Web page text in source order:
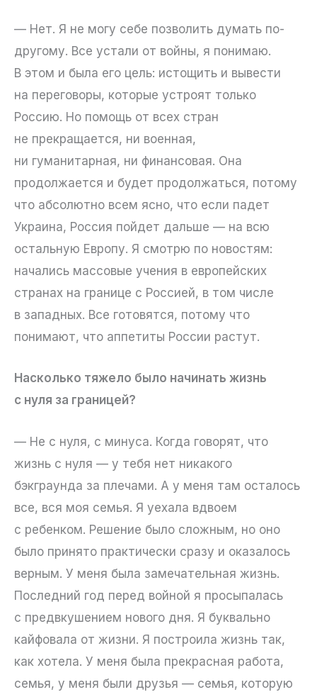
— Нет. Я не могу себе позволить думать по-
другому. Все устали от войны, я понимаю.
В этом и была его цель: истощить и вывести
на переговоры, которые устроят только
Россию. Но помощь от всех стран
не прекращается, ни военная,
ни гуманитарная, ни финансовая. Она
продолжается и будет продолжаться, потому
что абсолютно всем ясно, что если падет
Украина, Россия пойдет дальше — на всю
остальную Европу. Я смотрю по новостям:
начались массовые учения в европейских
странах на границе с Россией, в том числе
в западных. Все готовятся, потому что
понимают, что аппетиты России растут.
Насколько тяжело было начинать жизнь
с нуля за границей?
— Не с нуля, с минуса. Когда говорят, что
жизнь с нуля — у тебя нет никакого
бэкграунда за плечами. А у меня там осталось
все, вся моя семья. Я уехала вдвоем
с ребенком. Решение было сложным, но оно
было принято практически сразу и оказалось
верным. У меня была замечательная жизнь.
Последний год перед войной я просыпалась
с предвкушением нового дня. Я буквально
кайфовала от жизни. Я построила жизнь так,
как хотела. У меня была прекрасная работа,
семья, у меня были друзья — семья, которую